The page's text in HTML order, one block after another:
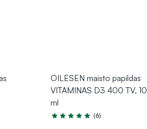
OILESEN maisto papildas
VITAMINAS D3 400 TV, 10
ml
Įvertinimas 4.8 iš 5
(6)